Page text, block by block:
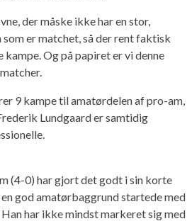
der måske ikke har en stor,
som er matchet, så der rent faktisk
Og på papiret er vi denne
9 kampe til amatørdelen af pro-am,
Lundgaard er samtidig
(4-0) har gjort det godt i sin korte
god amatørbaggrund startede med
har ikke mindst markeret sig med